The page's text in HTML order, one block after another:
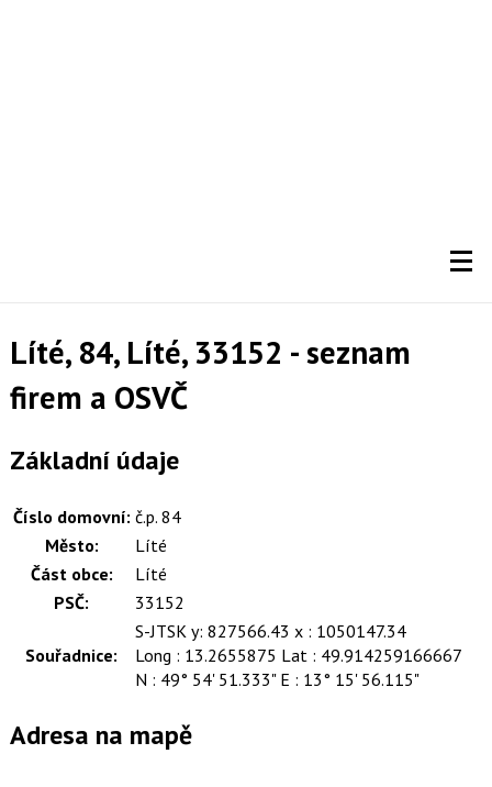
Líté, 84, Líté, 33152 - seznam
firem a OSVČ
Základní údaje
Číslo domovní: č.p. 84
Město:
Líté
Část obce:
Líté
PSČ:
33152
Souřadnice:
S-JTSK y: 827566.43 x : 1050147.34
Long : 13.2655875 Lat : 49.914259166667
N : 49° 54' 51.333" E : 13° 15' 56.115"
Adresa na mapě